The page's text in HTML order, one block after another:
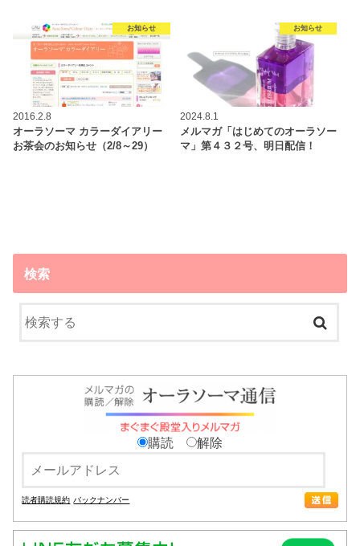
お知らせ
2016.2.8
オーラソーマ カラーダイアリー
お茶会のお知らせ（2/8～29）
お知らせ
2024.8.1
メルマガ「はじめてのオーラソー
マ」第４３２号、明日配信！
検索
購読 解除
読者購読規約 バックナンバー